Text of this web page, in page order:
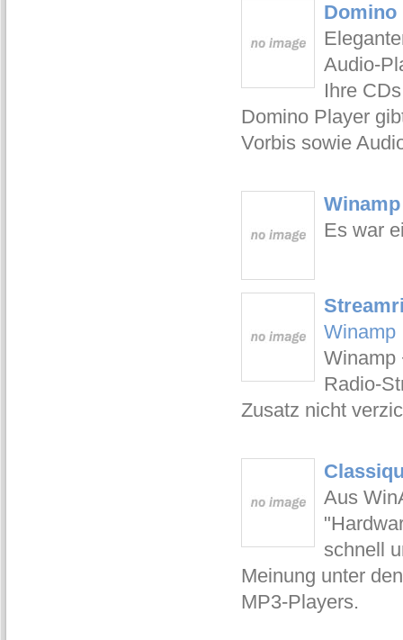
Domino
Audio-
Ihre
Domino Player
Vorbis sowie
Es war
Winamp
Winamp
Radio-
Zusatz nicht
Aus
schnell
Meinung unter
MP3-Players.